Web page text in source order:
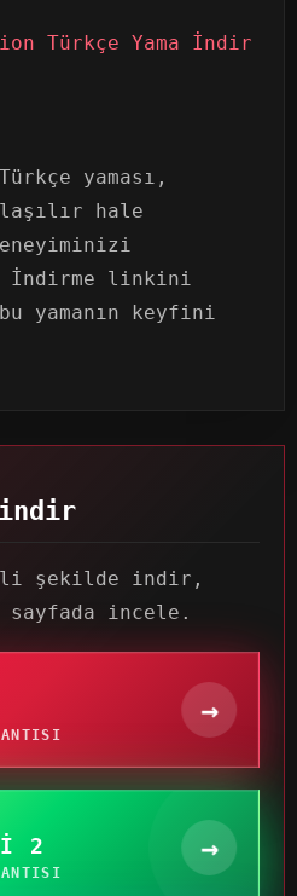
Türkçe Yama İndir
yaması,
hale
İndirme linkini
yamanın keyfini
indir
şekilde indir,
sayfada incele.
→
2 →